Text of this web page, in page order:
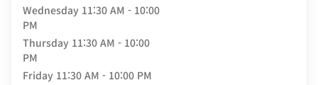
Wednesday 11:30 AM - 10:00
PM
Thursday 11:30 AM - 10:00
PM
Friday 11:30 AM - 10:00 PM